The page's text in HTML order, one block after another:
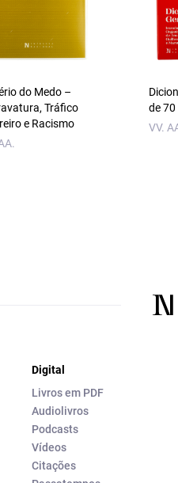
do Medo –
Tráfico
e Racismo
de 70
VV.
Digital
Livros em PDF
Audiolivros
Podcasts
Vídeos
Citações